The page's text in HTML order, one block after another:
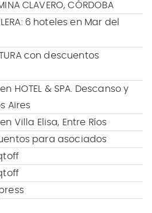
CLAVERO, CÓRDOBA
6 hoteles en Mar del
con descuentos
HOTEL & SPA. Descanso y
Aires
Villa Elisa, Entre Ríos
para asociados